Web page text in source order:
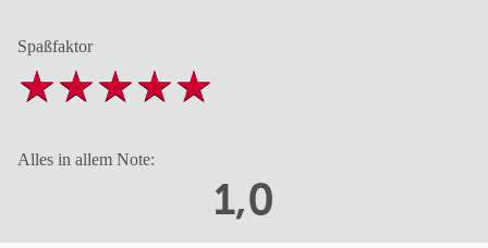
Spaßfaktor
Alles in allem Note:
1,0